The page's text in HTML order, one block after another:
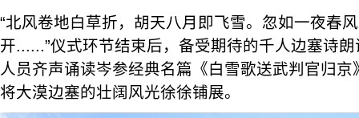
“北风卷地白草折，胡天八月即飞雪。忽如一夜春
开......”仪式环节结束后，备受期待的千人边塞诗
人员齐声诵读岑参经典名篇《白雪歌送武判官归
将大漠边塞的壮阔风光徐徐铺展。